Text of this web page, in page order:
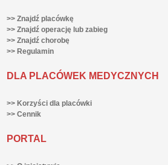
>> Znajdź placówkę
>> Znajdź operację lub zabieg
>> Znajdź chorobę
>> Regulamin
DLA PLACÓWEK MEDYCZNYCH
>> Korzyści dla placówki
>> Cennik
PORTAL